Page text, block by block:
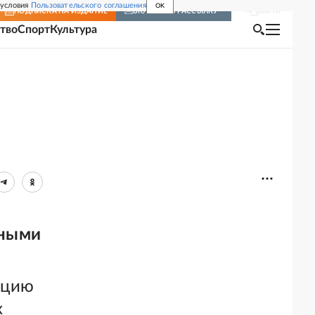
Пользовательского соглашения OK
ПОДПИСКА НА ИЗДАНИЕ ВКЛЮЧИТЬ РАССЫЛКУ
СпортКультура